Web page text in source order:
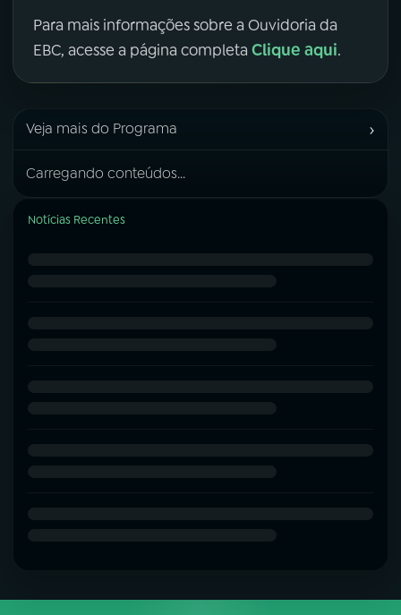
Para mais informações sobre a Ouvidoria da
EBC, acesse a página completa Clique aqui.
Veja mais do Programa ›
Carregando conteúdos...
Notícias Recentes